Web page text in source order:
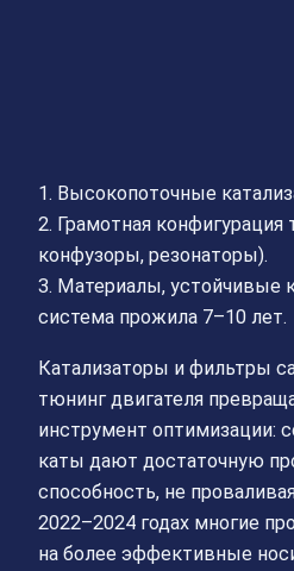
1. Высокопоточные
2. Грамотная конфигурация
конфузоры, резонаторы).
3. Материалы, устойчивые
система прожила 7–10 лет.
Катализаторы и фильтры
тюнинг двигателя
инструмент оптимизации:
каты дают достаточную
способность, не
2022–2024 годах многие
на более эффективные